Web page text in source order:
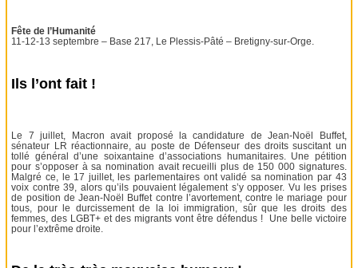
Fête de l’Humanité
11-12-13 septembre – Base 217, Le Plessis-Pâté – Bretigny-sur-Orge.
Ils l’ont fait !
Le 7 juillet, Macron avait proposé la candidature de Jean-Noël Buffet,
sénateur LR réactionnaire, au poste de Défenseur des droits suscitant un
tollé général d’une soixantaine d’associations humanitaires. Une pétition
pour s’opposer à sa nomination avait recueilli plus de 150 000 signatures.
Malgré ce, le 17 juillet, les parlementaires ont validé sa nomination par 43
voix contre 39, alors qu’ils pouvaient légalement s’y opposer. Vu les prises
de position de Jean-Noël Buffet contre l’avortement, contre le mariage pour
tous, pour le durcissement de la loi immigration, sûr que les droits des
femmes, des LGBT+ et des migrants vont être défendus ! Une belle victoire
pour l’extrême droite.